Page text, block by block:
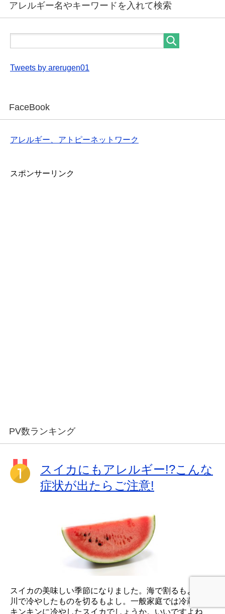
アレルギー名やキーワードを入れて検索
Tweets by arerugen01
FaceBook
アレルギー、アトピーネットワーク
スポンサーリンク
PV数ランキング
スイカにもアレルギー!?こんな
症状が出たらご注意!
スイカの美味しい季節になりました。海で割るもよし、
川で冷やしたものを切るもよし。一般家庭では冷蔵庫で
キンキンに冷やしたスイカでしょうか。いいですよね